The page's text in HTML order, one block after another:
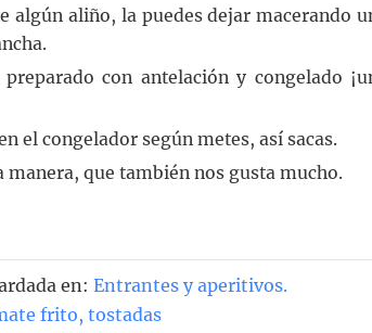
algún aliño, la puedes dejar macerando
con antelación y congelado
el congelador según metes, así sacas.
manera, que también nos gusta mucho.
en: Entrantes y aperitivos.
frito, tostadas